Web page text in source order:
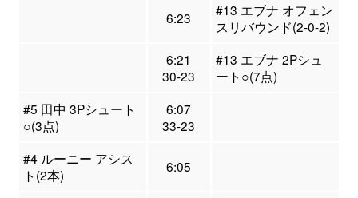
6:23
#13 エブナ オフェン
スリバウンド(2-0-2)
6:21
30-23
#13 エブナ 2Pシュ
ート○(7点)
#5 田中 3Pシュート
○(3点)
6:07
33-23
#4 ルーニー アシス
ト(2本)
6:05